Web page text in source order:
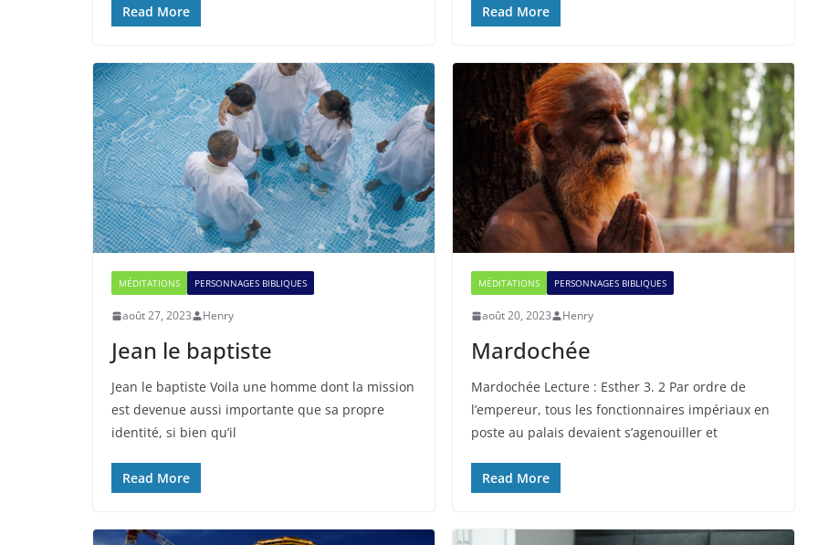
Read More Read More
MÉDITATIONS PERSONNAGES BIBLIQUES
août 27, 2023 Henry
Jean le baptiste
Jean le baptiste Voila une homme dont la mission
est devenue aussi importante que sa propre
identité, si bien qu’il
Read More
MÉDITATIONS PERSONNAGES BIBLIQUES
août 20, 2023 Henry
Mardochée
Mardochée Lecture : Esther 3. 2 Par ordre de
l’empereur, tous les fonctionnaires impériaux en
poste au palais devaient s’agenouiller et
Read More